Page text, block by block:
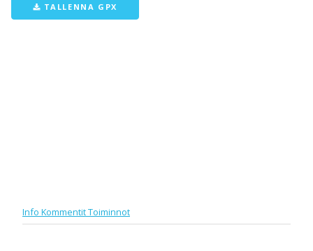
TALLENNA GPX
Info KommentitToiminnot